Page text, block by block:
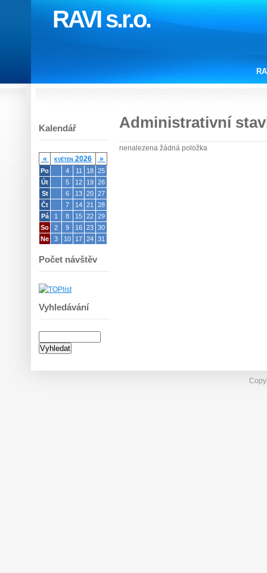
RAVI s.r.o.
Kalendář
« květen 2026 »
Po 4 11 18 25
Út
5 12 19 26
St
6 13 20 27
Čt
7 14 21
28
Pá
1 8 15 22 29
So
2 9 16 23 30
Ne
3 10 17 24 31
Počet návštěv
Vyhledávání
Administrativní
nenalezena žádná položka